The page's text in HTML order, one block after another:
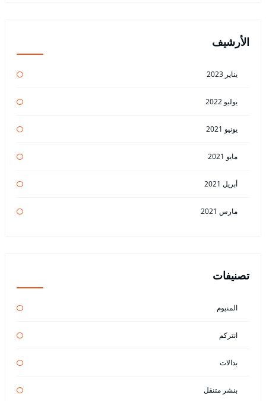
الأرشيف
يناير 2023
يوليو 2022
يونيو 2021
مايو 2021
أبريل 2021
مارس 2021
تصنيفات
المنيوم
انتركم
بدالات
بنشر متنقل